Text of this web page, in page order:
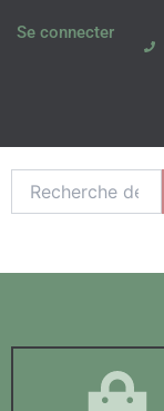
Se connecter
pour :